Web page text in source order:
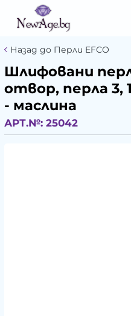
Назад до Перли EFCO
Шлифовани
отвор, перла 3,
- маслина
АРТ.№: 25042